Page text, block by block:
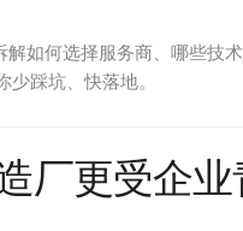
如何选择服务商、哪些技
踩坑、快落地。
厂更受企业